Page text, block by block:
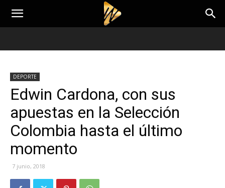
DEPORTE
Edwin Cardona, con sus
apuestas en la Selección
Colombia hasta el último
momento
7 junio, 2018